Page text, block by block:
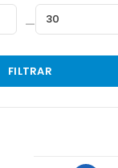
—
FILTRAR